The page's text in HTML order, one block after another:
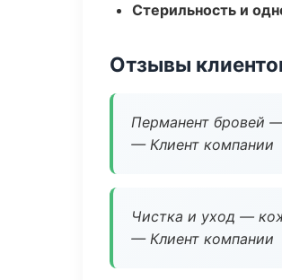
Стерильность и
Отзывы
Перманент бровей
— Клиент компании
Чистка и уход —
— Клиент компании